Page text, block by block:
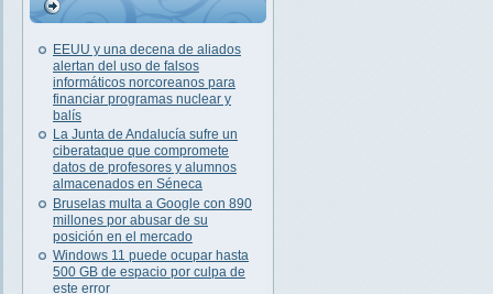
EEUU y una decena de aliados
alertan del uso de falsos
informáticos norcoreanos para
financiar programas nuclear y
balís
La Junta de Andalucía sufre un
ciberataque que compromete
datos de profesores y alumnos
almacenados en Séneca
Bruselas multa a Google con 890
millones por abusar de su
posición en el mercado
Windows 11 puede ocupar hasta
500 GB de espacio por culpa de
este error